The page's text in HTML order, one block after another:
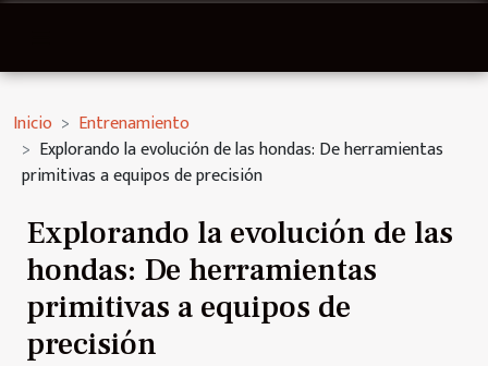
Inicio
Entrenamiento
Explorando la evolución de las hondas: De herramientas
primitivas a equipos de precisión
Explorando la evolución de las
hondas: De herramientas
primitivas a equipos de
precisión